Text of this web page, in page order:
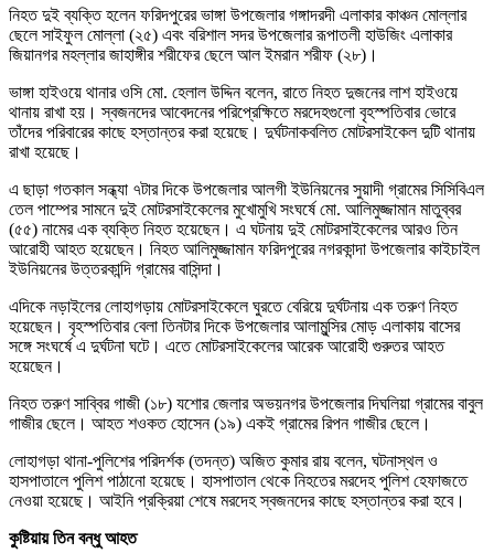
নিহত দুই ব্যক্তি হলেন ফরিদপুরের ভাঙ্গা উপজেলার গঙ্গাদরদী এলাকার কাঞ্চন মোল্লার
ছেলে সাইফুল মোল্লা (২৫) এবং বরিশাল সদর উপজেলার রূপাতলী হাউজিং এলাকার
জিয়ানগর মহল্লার জাহাঙ্গীর শরীফের ছেলে আল ইমরান শরীফ (২৮)।
ভাঙ্গা হাইওয়ে থানার ওসি মো. হেলাল উদ্দিন বলেন, রাতে নিহত দুজনের লাশ হাইওয়ে
থানায় রাখা হয়। স্বজনদের আবেদনের পরিপ্রেক্ষিতে মরদেহগুলো বৃহস্পতিবার ভোরে
তাঁদের পরিবারের কাছে হস্তান্তর করা হয়েছে। দুর্ঘটনাকবলিত মোটরসাইকেল দুটি থানায়
রাখা হয়েছে।
এ ছাড়া গতকাল সন্ধ্যা ৭টার দিকে উপজেলার আলগী ইউনিয়নের সুয়াদী গ্রামের সিসিবিএল
তেল পাম্পের সামনে দুই মোটরসাইকেলের মুখোমুখি সংঘর্ষে মো. আলিমুজ্জামান মাতুব্বর
(৫৫) নামের এক ব্যক্তি নিহত হয়েছেন। এ ঘটনায় দুই মোটরসাইকেলের আরও তিন
আরোহী আহত হয়েছেন। নিহত আলিমুজ্জামান ফরিদপুরের নগরকান্দা উপজেলার কাইচাইল
ইউনিয়নের উত্তরকান্দি গ্রামের বাসিন্দা।
এদিকে নড়াইলের লোহাগড়ায় মোটরসাইকেলে ঘুরতে বেরিয়ে দুর্ঘটনায় এক তরুণ নিহত
হয়েছেন। বৃহস্পতিবার বেলা তিনটার দিকে উপজেলার আলামুন্সির মোড় এলাকায় বাসের
সঙ্গে সংঘর্ষে এ দুর্ঘটনা ঘটে। এতে মোটরসাইকেলের আরেক আরোহী গুরুতর আহত
হয়েছেন।
নিহত তরুণ সাব্বির গাজী (১৮) যশোর জেলার অভয়নগর উপজেলার দিঘলিয়া গ্রামের বাবুল
গাজীর ছেলে। আহত শওকত হোসেন (১৯) একই গ্রামের রিপন গাজীর ছেলে।
লোহাগড়া থানা-পুলিশের পরিদর্শক (তদন্ত) অজিত কুমার রায় বলেন, ঘটনাস্থল ও
হাসপাতালে পুলিশ পাঠানো হয়েছে। হাসপাতাল থেকে নিহতের মরদেহ পুলিশ হেফাজতে
নেওয়া হয়েছে। আইনি প্রক্রিয়া শেষে মরদেহ স্বজনদের কাছে হস্তান্তর করা হবে।
কুষ্টিয়ায় তিন বন্ধু আহত